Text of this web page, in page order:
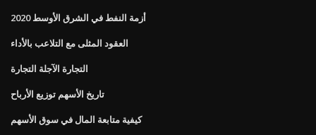
أزمة النفط في الشرق الأوسط 2020
العقود المثلى مع التلاعب بالأداء
التجارة الآجلة التجارة
تاريخ الأسهم توزيع الأرباح
كيفية متابعة المال في سوق الأسهم